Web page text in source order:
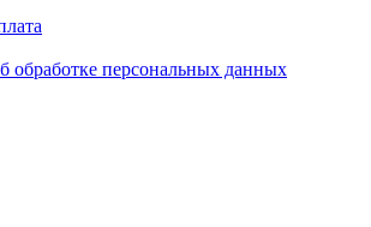
обработке персональных данных